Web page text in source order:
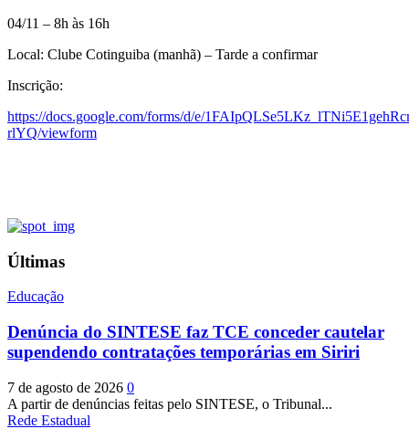
04/11 – 8h às 16h
Local: Clube Cotinguiba (manhã) – Tarde a confirmar
Inscrição:
https://docs.google.com/forms/d/e/
rlYQ/viewform
Últimas
Educação
Denúncia do SINTESE faz TCE conceder cautelar
supendendo contratações temporárias em Siriri
7 de agosto de 2026 0
A partir de denúncias feitas pelo SINTESE, o Tribunal...
Rede Estadual